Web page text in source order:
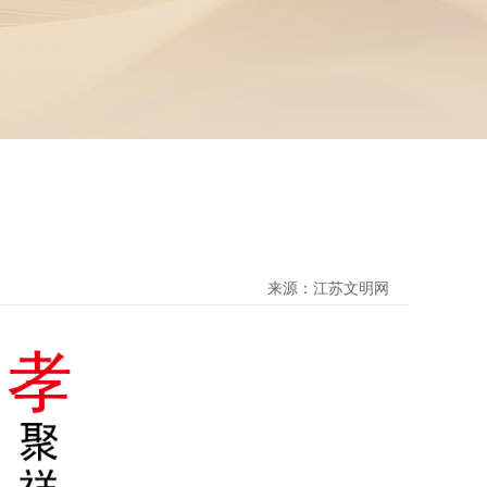
来源：江苏文明网